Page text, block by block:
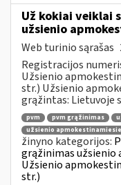
Už kokiai veiklai
užsienio
Web turinio sąrašas
Registracijos
Užsienio
str.) Užsienio
grąžintas: Lietuvoje
pvm pvm grąžinimas
užsienio
žinyno kategorijos:
grąžinimas užsienio
Užsienio
str.)